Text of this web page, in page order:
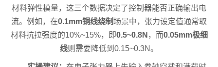
材料弹性模量，这三个数据决定了控制器能否正确输出电
流。例如，在0.1mm铜线绕制场景中，张力设定值通常取
材料抗拉强度的10%~15%，即0.5~0.8N ，而0.05mm极细
线则需要降低到0.15~0.3N。